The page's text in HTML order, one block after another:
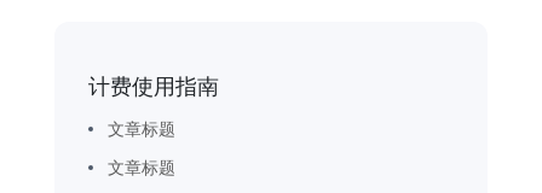
计费使用指南
文章标题
文章标题